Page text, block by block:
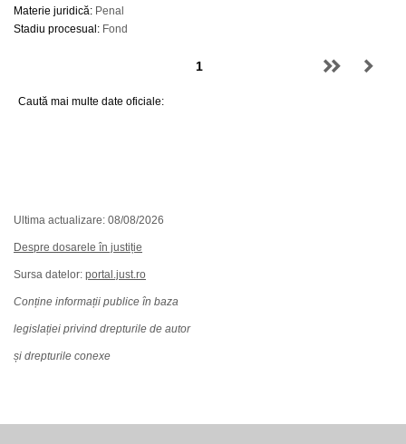
Materie juridică: Penal
Stadiu procesual: Fond
Caută mai multe date oficiale:
Ultima actualizare: 08/08/2026
Despre dosarele în justiție
Sursa datelor: portal.just.ro
Conține informații publice în baza
legislației privind drepturile de autor
și drepturile conexe